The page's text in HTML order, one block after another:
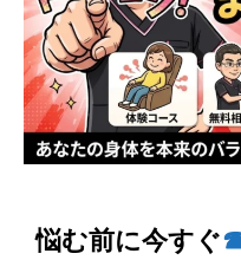
悩む前に今すぐ